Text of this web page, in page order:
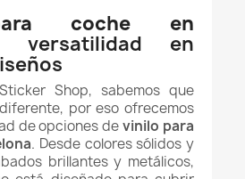
coche en
versatilidad en
Shop, sabemos que
por eso ofrecemos
de opciones devinilo para
. Desde colores sólidos y
brillantes y metálicos,